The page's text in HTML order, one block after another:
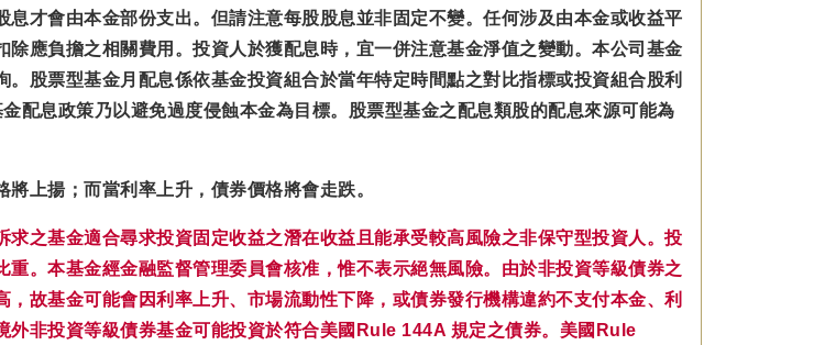
才會由本金部份支出。但請注意每股股息並非固定不變。 任何涉及由本金或收益平
應負擔之相關費用。投資人於獲配息時，宜一併注意基金淨值之變動。本公司基金
股票型基金月配息係依基金投資組合於當年特定時間點之對比指標或投資組合股利
配息政策乃以避免過度侵蝕本金為目標。股票型基金之配息類股的配息來源可能為
上揚；而當利率上升，債券價格將會走跌。
之基金適合尋求投資固定收益之潛在收益且能承受較高風險之非保守型投資人。投
。本基金經金融監督管理委員會核准，惟不表示絕無風險。由於非投資等級債券之
故基金可能會因利率上升、市場流動性下降，或債券發行機構違約不支付本金、利
非投資等級債券基金可能投資於符合美國Rule 144A 規定之債券。美國Rule